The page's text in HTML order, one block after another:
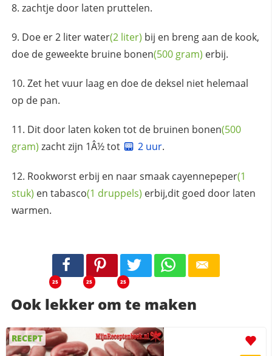
zachtje door laten pruttelen.
Doe er 2 literwater(2 liter) bij en breng aan de kook,
doe de geweekte bruine bonen(500 gram) erbij.
Zet het vuur laag en doe de deksel niet helemaal
op de pan.
Dit door laten koken tot de bruinen bonen(500
gram) zacht zijn 1Â½ tot 2 uur.
Rookworst erbij en naar smaak cayennepeper(1
stuk) en tabasco(1 druppels) erbij,dit goed door laten
warmen.
25 25 25
Ook lekker om te maken
RECEPT